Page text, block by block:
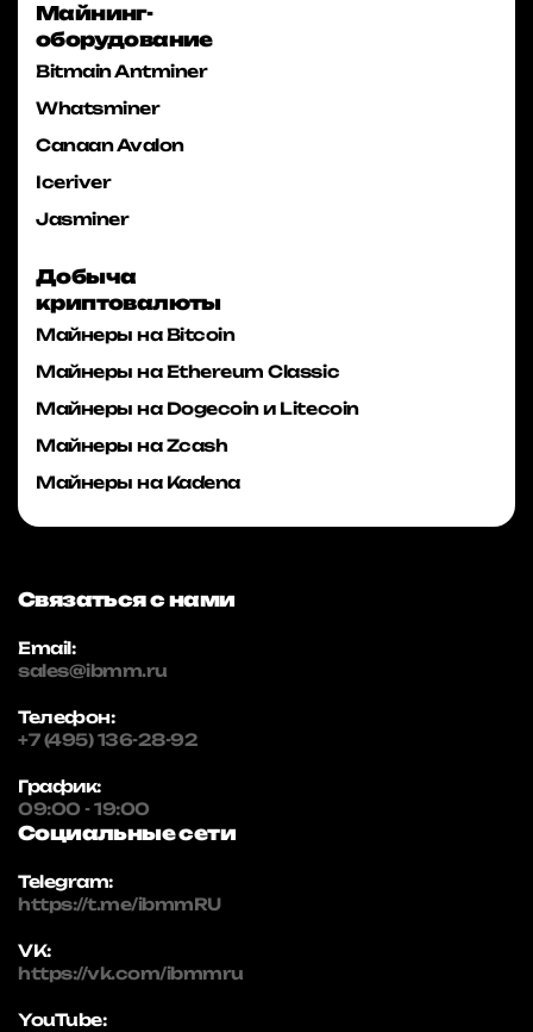
Майнинг-
оборудование
Bitmain Antminer
Whatsminer
Canaan Avalon
Iceriver
Jasminer
Добыча
криптовалюты
Майнеры на Bitcoin
Майнеры на Ethereum Classic
Майнеры на Dogecoin и Litecoin
Майнеры на Zcash
Майнеры на Kadena
Связаться с нами
Email:
sales@ibmm.ru
Телефон:
+7 (495) 136-28-92
График:
09:00 - 19:00
Социальные сети
Telegram:
https://t.me/ibmmRU
VK:
https://vk.com/ibmmru
YouTube: